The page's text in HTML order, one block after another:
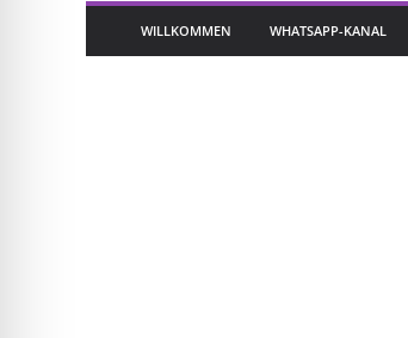
WILLKOMMEN WHATSAPP-KANAL